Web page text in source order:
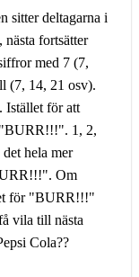
sitter deltagarna i
fortsätter
med 7 (7,
(7, 14, 21 osv).
Istället för att
"BURR!!!". 1, 2,
hela mer
Om
för "BURR!!!"
vila till nästa
Cola??